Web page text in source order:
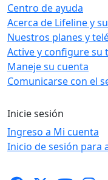
Centro de ayuda
Acerca de Lifeline y
Nuestros planes y
Active y configure su
Maneje su cuenta
Comunicarse con el
Inicie sesión
Ingreso a Mi cuenta
Inicio de sesión para